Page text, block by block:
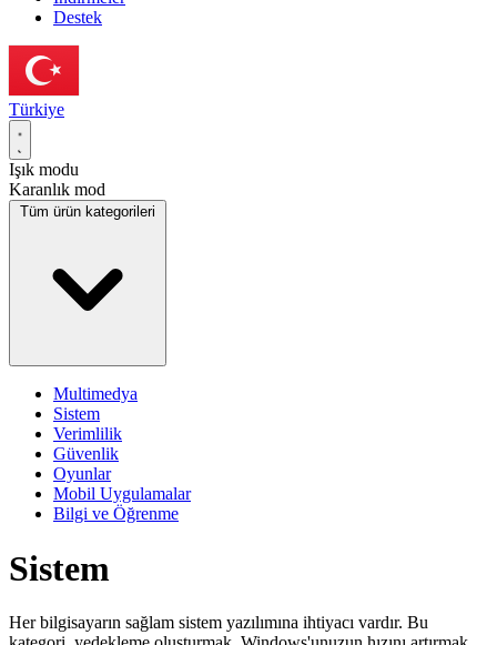
Destek
Türkiye
Işık modu
Karanlık mod
Tüm ürün kategorileri
Multimedya
Sistem
Verimlilik
Güvenlik
Oyunlar
Mobil Uygulamalar
Bilgi ve Öğrenme
Sistem
Her bilgisayarın sağlam sistem yazılımına ihtiyacı vardır. Bu